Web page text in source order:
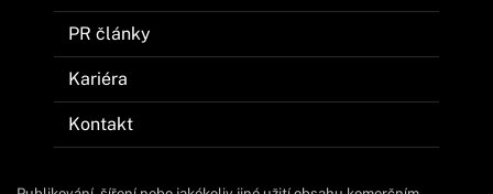
PR články
Kariéra
Kontakt